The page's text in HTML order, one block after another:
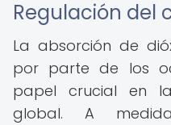
Regulación del
La absorción de
por parte de los
papel crucial en
global. A